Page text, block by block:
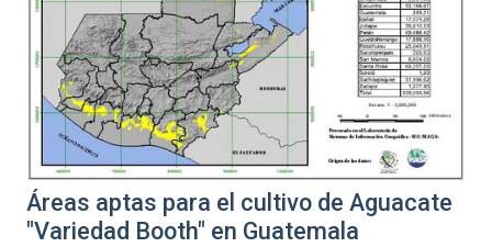
Áreas aptas para el cultivo de Aguacate
"Variedad Booth" en Guatemala